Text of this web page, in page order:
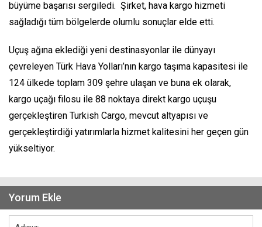
büyüme başarısı sergiledi. Şirket, hava kargo hizmeti
sağladığı tüm bölgelerde olumlu sonuçlar elde etti.
Uçuş ağına eklediği yeni destinasyonlar ile dünyayı
çevreleyen Türk Hava Yolları’nın kargo taşıma kapasitesi ile
124 ülkede toplam 309 şehre ulaşan ve buna ek olarak,
kargo uçağı filosu ile 88 noktaya direkt kargo uçuşu
gerçekleştiren Turkish Cargo, mevcut altyapısı ve
gerçekleştirdiği yatırımlarla hizmet kalitesini her geçen gün
yükseltiyor.
Yorum Ekle